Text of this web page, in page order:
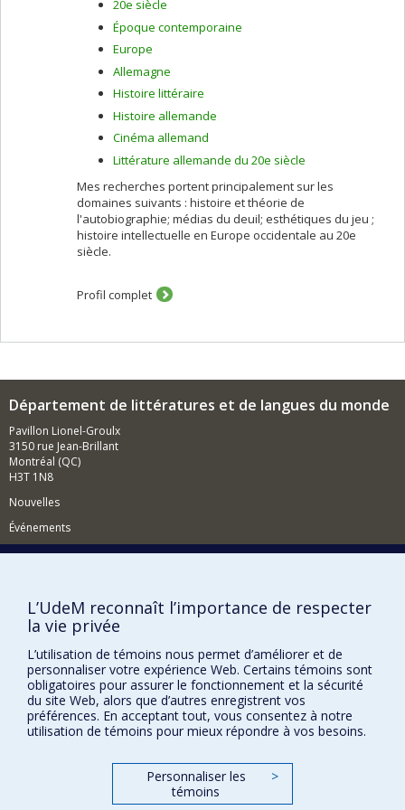
depuis les années 70. Il est critique, il est réaliste, et il
reflète l'identité de l'homme dans son espace vital.
Recherches sur les films de : Hans W. Geissendörfer,
Hans Steinbichler, Marcus H. Rosenmüller, et autres.
Narratologie; Le Fantastique; Réécritures et adaptations.
Joseph Roth; Hermann Broch. Thomas Chatterton - un
mythe romantique.
20e siècle
Époque contemporaine
Europe
Allemagne
Histoire littéraire
Histoire allemande
Cinéma allemand
Littérature allemande du 20e siècle
Mes recherches portent principalement sur les
domaines suivants : histoire et théorie de
l'autobiographie; médias du deuil; esthétiques du jeu ;
histoire intellectuelle en Europe occidentale au 20e
siècle.
Profil complet
Département de littératures et de langues du monde
Pavillon Lionel-Groulx
3150 rue Jean-Brillant
Montréal (QC)
H3T 1N8
Nouvelles
Événements
Plan du site
Accessibilité
FACULTÉ DES ARTS ET DES SCIENCES
Nos départements et écoles
L’UdeM reconnaît l’importance de respecter
la vie privée
L’utilisation de témoins nous permet d’améliorer et de
personnaliser votre expérience Web. Certains témoins sont
obligatoires pour assurer le fonctionnement et la sécurité
du site Web, alors que d’autres enregistrent vos
préférences. En acceptant tout, vous consentez à notre
utilisation de témoins pour mieux répondre à vos besoins.
Personnaliser les
témoins
>